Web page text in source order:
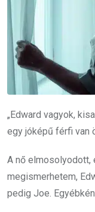
„Edward vagyok,
egy jóképű férfi van
A nő elmosolyodott,
megismerhetem,
pedig Joe.